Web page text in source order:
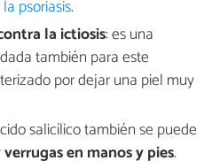
psoriasis.
la ictiosis: es una
también para este
por dejar una piel muy
salicílico también se puede
en manos y pies.